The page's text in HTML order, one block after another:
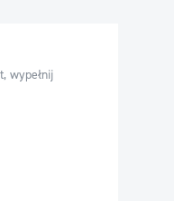
wypełnij